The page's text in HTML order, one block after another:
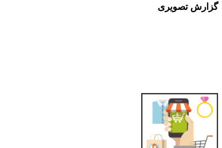
گزارش تصویری